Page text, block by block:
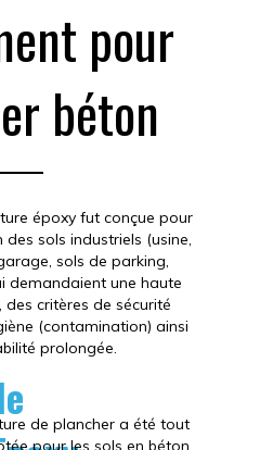
pour
béton
époxy fut conçue pour
sols industriels (usine,
sols de parking,
demandaient une haute
des critères de sécurité
(contamination) ainsi
prolongée.
de plancher a été tout
pour les sols en béton